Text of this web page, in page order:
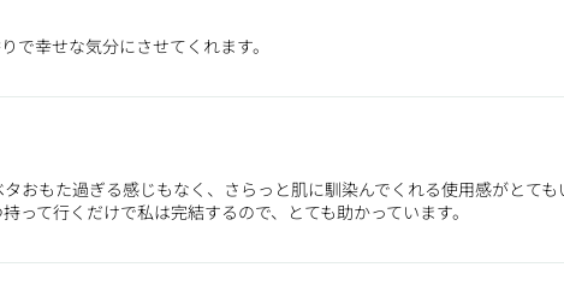
で幸せな気分にさせてくれます。
おもた過ぎる感じもなく、さらっと肌に馴染んでくれる使用感がとて
て行くだけで私は完結するので、とても助かっています。